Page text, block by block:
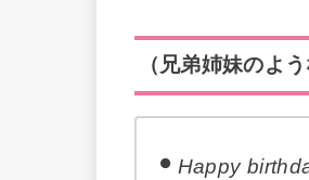
（兄弟姉妹のよ
Happy